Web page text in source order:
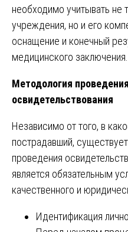
необходимо учитывать не
учреждения, но и его
оснащение и конечный
медицинского заключения.
Методология
освидетельствования
Независимо от того, в
пострадавший,
проведения
является обязательным
качественного и
Идентификация